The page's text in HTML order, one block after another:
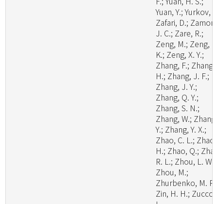
Yuan, Y.; Yurkov,
Zafari, D.;
J. C.; Zare, R.;
Zeng, M.; Zeng,
K.; Zeng, X. Y.;
Zhang, F.; Zhang,
H.; Zhang, J. F.;
Zhang, J. Y.;
Zhang, Q. Y.;
Zhang, S. N.;
Zhang, W.; Zhang,
Y.; Zhang, Y. X.;
Zhao, C. L.; Zhao,
H.; Zhao, Q.;
R. L.; Zhou, L. W.;
Zhou, M.;
Zhurbenko, M. P.;
Zin, H. H.;